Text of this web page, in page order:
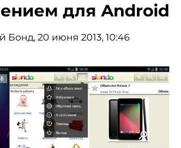
для Android
Бонд, 20 июня 2013, 10:46